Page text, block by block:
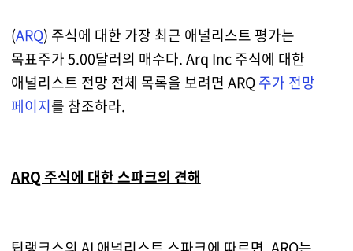
(ARQ) 주식에 대한 가장 최근 애널리스트 평가는
목표주가 5.00달러의 매수다. Arq Inc 주식에 대한
애널리스트 전망 전체 목록을 보려면 ARQ주가 전망
페이지를 참조하라.
ARQ 주식에 대한 스파크의 견해